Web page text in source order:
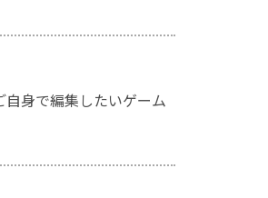
身で編集したいゲーム